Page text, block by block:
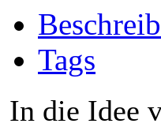
Tags
In die Idee